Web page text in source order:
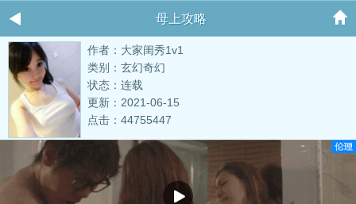
母上攻略
作者：大家闺秀1v1
类别：玄幻奇幻
状态：连载
更新：2021-06-15
点击：44755447